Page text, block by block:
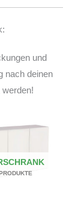
und
nach deinen